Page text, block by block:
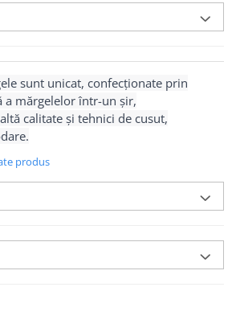
sunt unicat, confecționate prin
a mărgelelor într-un șir,
calitate și tehnici de cusut,
produs